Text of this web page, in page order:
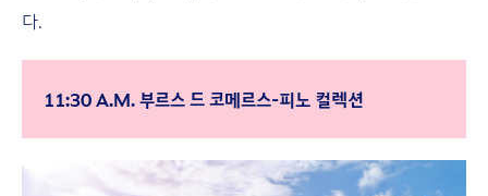
다.
11:30 A.M. 부르스 드 코메르스-피노 컬렉션